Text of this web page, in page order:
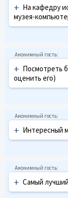
+ На кафедру
музея-
+ Посмотреть
оценить его)
+ Интересный
+ Самый